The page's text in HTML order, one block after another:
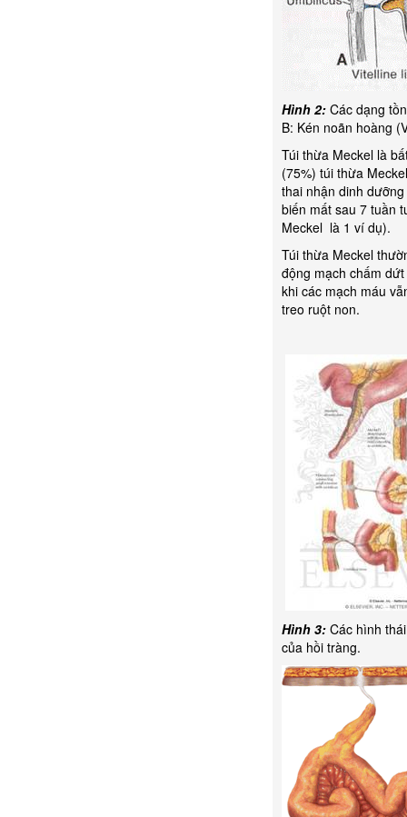
Hình 2: Các dạng
B: Kén noãn hoàng
Túi thừa Meckel là
(75%) túi thừa
thai nhận dinh
biến mất sau 7 tuần
Meckel là 1 ví dụ).
Túi thừa Meckel
động mạch chấm
khi các mạch máu
treo ruột non.
Hình 3: Các hình
của hồi tràng.